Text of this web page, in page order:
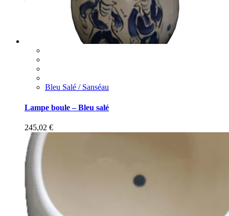
Bleu Salé / Sanséau
Lampe boule – Bleu salé
245,02 €